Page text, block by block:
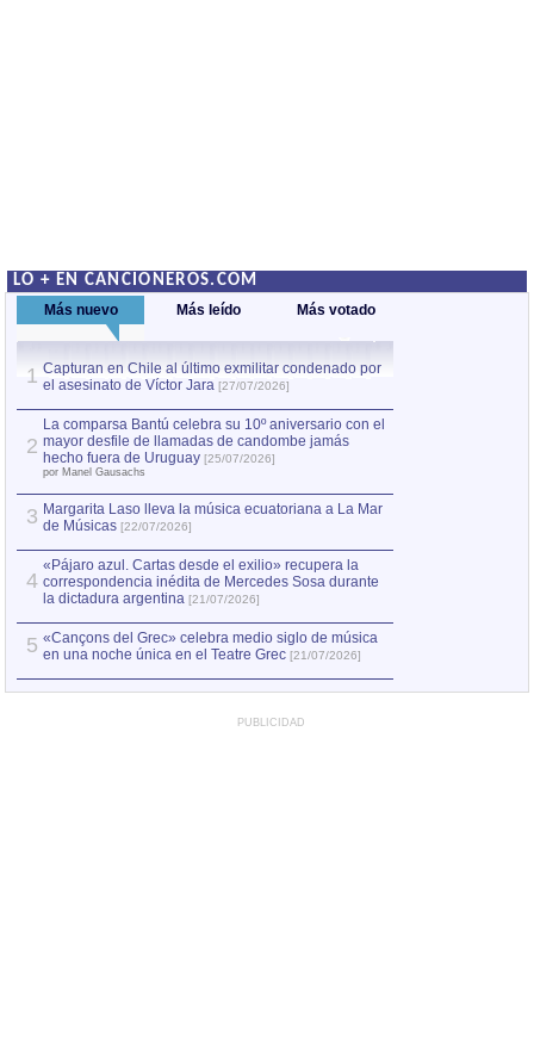
LO + EN CANCIONEROS.COM
Más nuevo Más leído Más votado
1 Capturan en Chile al último exmilitar condenado por
el asesinato de Víctor Jara [27/07/2026]
2
La comparsa Bantú celebra su 10º aniversario con el
mayor desfile de llamadas de candombe jamás
hecho fuera de Uruguay [25/07/2026]
por Manel Gausachs
3 Margarita Laso lleva la música ecuatoriana a La Mar
de Músicas [22/07/2026]
4
«Pájaro azul. Cartas desde el exilio» recupera la
correspondencia inédita de Mercedes Sosa durante
la dictadura argentina [21/07/2026]
5 «Cançons del Grec» celebra medio siglo de música
en una noche única en el Teatre Grec [21/07/2026]
PUBLICIDAD